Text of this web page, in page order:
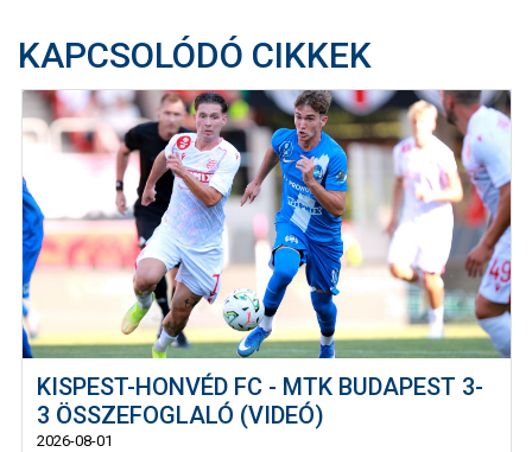
KAPCSOLÓDÓ CIKKEK
KISPEST-HONVÉD FC - MTK BUDAPEST 3-
3 ÖSSZEFOGLALÓ (VIDEÓ)
2026-08-01